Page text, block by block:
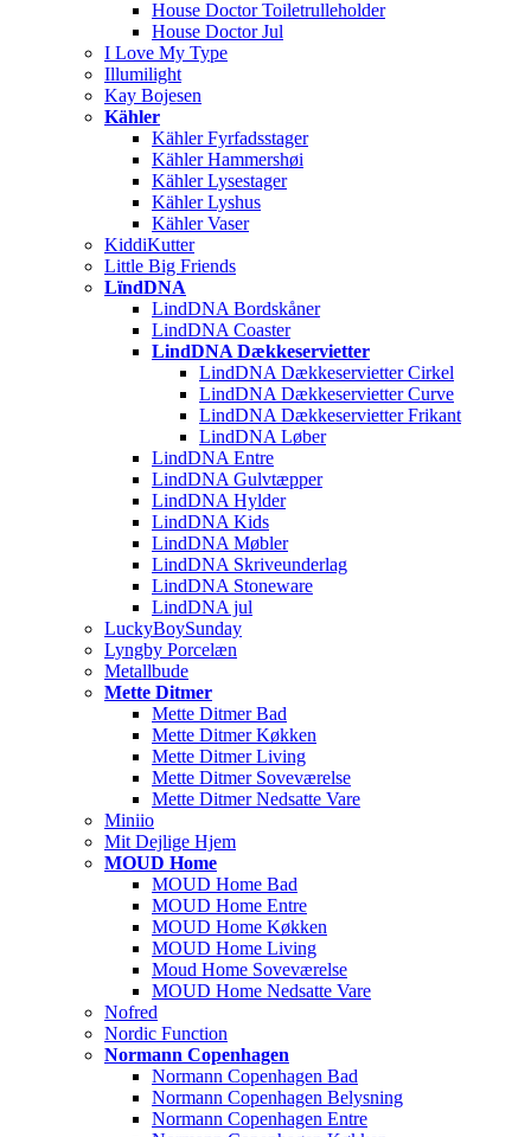
House Doctor Toiletrulleholder
House Doctor Jul
I Love My Type
Illumilight
Kay Bojesen
Kähler
Kähler Fyrfadsstager
Kähler Hammershøi
Kähler Lysestager
Kähler Lyshus
Kähler Vaser
KiddiKutter
Little Big Friends
LïndDNA
LindDNA Bordskåner
LindDNA Coaster
LindDNA Dækkeservietter
LindDNA Dækkeservietter Cirkel
LindDNA Dækkeservietter Curve
LindDNA Dækkeservietter Frikant
LindDNA Løber
LindDNA Entre
LindDNA Gulvtæpper
LindDNA Hylder
LindDNA Kids
LindDNA Møbler
LindDNA Skriveunderlag
LindDNA Stoneware
LindDNA jul
LuckyBoySunday
Lyngby Porcelæn
Metallbude
Mette Ditmer
Mette Ditmer Bad
Mette Ditmer Køkken
Mette Ditmer Living
Mette Ditmer Soveværelse
Mette Ditmer Nedsatte Vare
Miniio
Mit Dejlige Hjem
MOUD Home
MOUD Home Bad
MOUD Home Entre
MOUD Home Køkken
MOUD Home Living
Moud Home Soveværelse
MOUD Home Nedsatte Vare
Nofred
Nordic Function
Normann Copenhagen
Normann Copenhagen Bad
Normann Copenhagen Belysning
Normann Copenhagen Entre